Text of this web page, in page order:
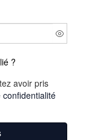
?
avoir pris
confidentialité